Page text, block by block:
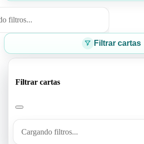
filtros...
Filtrar cartas
Filtrar cartas
Cargando filtros...